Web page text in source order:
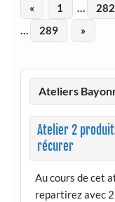
« 1 … 282
…
289 »
Ateliers
Atelier 2
récurer
Au cours de cet
repartirez avec